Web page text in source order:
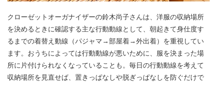
クローゼットオーガナイザーの鈴木尚子さんは、洋服の収納場所
を決めるときに確認する主な行動動線として、朝起きて身仕度す
るまでの着替え動線（パジャマ→部屋着→外出着）を重視してい
ます。おうちによっては行動動線が悪いために、服を決まった場
所に片付けられなくなっていることも。毎日の行動動線を考えて
収納場所を見直せば、置きっぱなしや脱ぎっぱなしを防ぐだけで